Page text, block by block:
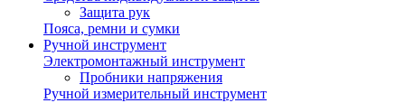
Защита рук
Пояса, ремни и сумки
Ручной инструмент
Электромонтажный инструмент
Пробники напряжения
Ручной измерительный инструмент